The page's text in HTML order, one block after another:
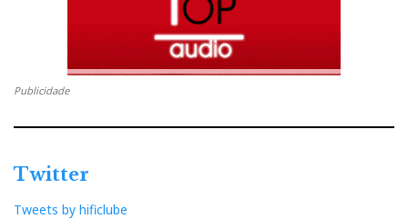
extremamente versátil que seja, cujas vantagens são
mais óbvias com equipamentos que custam metade do
preço?
…a Hypsos eleva o som
do seu HeadAmp/DAC
até ao nível de outro
Publicidade
Twitter
Tweets by hificlube